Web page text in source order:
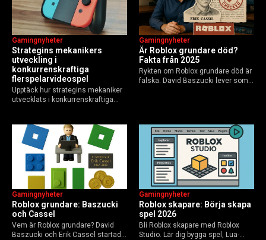
Strategins mekanikers
utveckling i
konkurrenskraftiga
flerspelarvideospel
Gamingnyheter
Upptäck hur strategins mekaniker
utvecklats i konkurrenskraftiga
AI-drivna innovationer.
Är Roblox grundare död?
Fakta från 2025
Gamingnyheter
Rykten om Roblox grundare död är
falska. David Baszucki lever som
Roblox grundare: Baszucki
och Cassel
Gamingnyheter
Vem är Roblox grundare? David
Baszucki och Erik Cassel startade
Roblox skapare: Börja skapa
spel 2026
Gamingnyheter
Bli Roblox skapare med Roblox
Studio. Lär dig bygga spel, Lua-